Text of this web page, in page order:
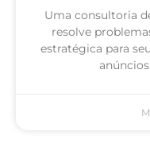
Uma consultoria
resolve
estratégica para